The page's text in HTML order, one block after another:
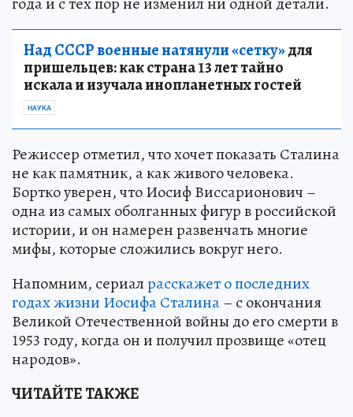
Над СССР военные натянули «сетку»для
пришельцев: как страна 13 лет тайно
искала и изучала инопланетных гостей
НАУКА
Режиссер отметил, что хочет показать Сталина
не как памятник, а как живого человека.
Бортко уверен, что Иосиф Виссарионович –
одна из самых оболганных фигур в российской
истории, и он намерен развенчать многие
мифы, которые сложились вокруг него.
Напомним, сериалрасскажет о последних
годах жизни Иосифа Сталина– с окончания
Великой Отечественной войны до его смерти в
1953 году, когда он и получил прозвище «отец
народов».
ЧИТАЙТЕ ТАКЖЕ